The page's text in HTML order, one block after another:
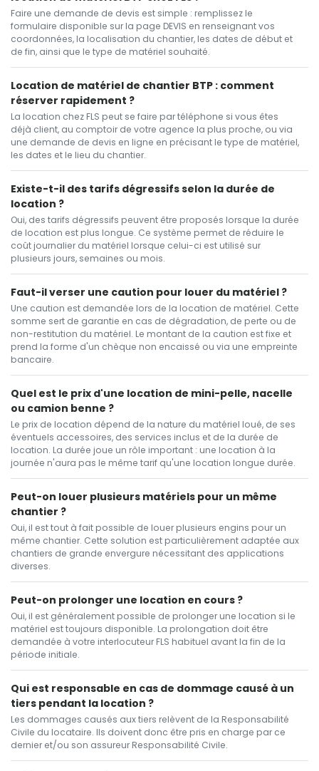
Faire une demande de devis est simple : remplissez le
formulaire disponible sur la page DEVIS en renseignant vos
coordonnées, la localisation du chantier, les dates de début et
de fin, ainsi que le type de matériel souhaité.
Location de matériel de chantier BTP : comment
réserver rapidement ?
La location chez FLS peut se faire par téléphone si vous êtes
déjà client, au comptoir de votre agence la plus proche, ou via
une demande de devis en ligne en précisant le type de matériel,
les dates et le lieu du chantier.
Existe-t-il des tarifs dégressifs selon la durée de
location ?
Oui, des tarifs dégressifs peuvent être proposés lorsque la durée
de location est plus longue. Ce système permet de réduire le
coût journalier du matériel lorsque celui-ci est utilisé sur
plusieurs jours, semaines ou mois.
Faut-il verser une caution pour louer du matériel ?
Une caution est demandée lors de la location de matériel. Cette
somme sert de garantie en cas de dégradation, de perte ou de
non-restitution du matériel. Le montant de la caution est fixe et
prend la forme d'un chèque non encaissé ou via une empreinte
bancaire.
Quel est le prix d'une location de mini-pelle, nacelle
ou camion benne ?
Le prix de location dépend de la nature du matériel loué, de ses
éventuels accessoires, des services inclus et de la durée de
location. La durée joue un rôle important : une location à la
journée n'aura pas le même tarif qu'une location longue durée.
Peut-on louer plusieurs matériels pour un même
chantier ?
Oui, il est tout à fait possible de louer plusieurs engins pour un
même chantier. Cette solution est particulièrement adaptée aux
chantiers de grande envergure nécessitant des applications
diverses.
Peut-on prolonger une location en cours ?
Oui, il est généralement possible de prolonger une location si le
matériel est toujours disponible. La prolongation doit être
demandée à votre interlocuteur FLS habituel avant la fin de la
période initiale.
Qui est responsable en cas de dommage causé à un
tiers pendant la location ?
Les dommages causés aux tiers relèvent de la Responsabilité
Civile du locataire. Ils doivent donc être pris en charge par ce
dernier et/ou son assureur Responsabilité Civile.